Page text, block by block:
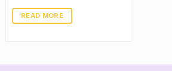
Rated5out
of 5
READ MORE